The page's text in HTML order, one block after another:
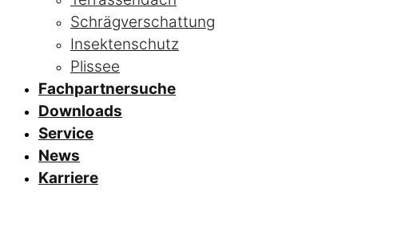
Schrägverschattung
Insektenschutz
Plissee
Fachpartnersuche
Downloads
Service
News
Karriere